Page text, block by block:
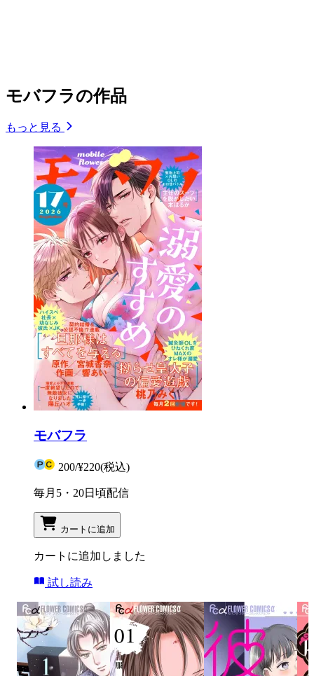
モバフラの作品
もっと見る
モバフラ
200/¥220(税込)
毎月5・20日頃配信
カートに追加
カートに追加しました
試し読み